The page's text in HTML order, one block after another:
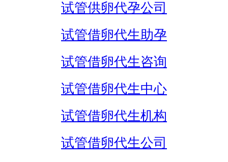
试管供卵代孕公司
试管借卵代生助孕
试管借卵代生咨询
试管借卵代生中心
试管借卵代生机构
试管借卵代生公司